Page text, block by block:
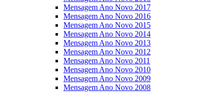
Mensagem Ano Novo 2017
Mensagem Ano Novo 2016
Mensagem Ano Novo 2015
Mensagem Ano Novo 2014
Mensagem Ano Novo 2013
Mensagem Ano Novo 2012
Mensagem Ano Novo 2011
Mensagem Ano Novo 2010
Mensagem Ano Novo 2009
Mensagem Ano Novo 2008